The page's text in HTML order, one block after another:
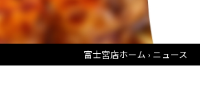
富士宮店ホーム ニュース